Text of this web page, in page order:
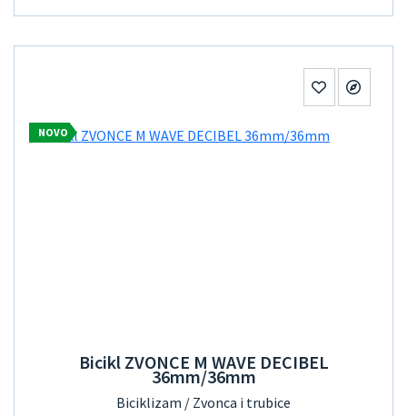
NOVO
Bicikl ZVONCE M WAVE DECIBEL
36mm/36mm
Biciklizam / Zvonca i trubice